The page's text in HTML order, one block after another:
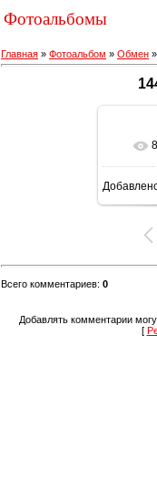
Фотоальбомы
Главная » Фотоальбом » Обмен
Всего комментариев: 0
Добавлять комментарии
[